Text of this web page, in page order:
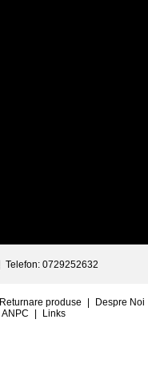
Telefon: 0729252632
Returnare produse
Despre Noi
ANPC Links